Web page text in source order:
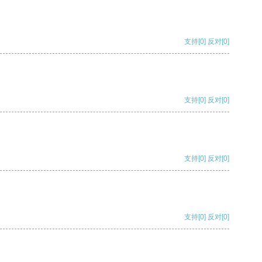
支持[0] 反对[0]
支持[0] 反对[0]
支持[0] 反对[0]
支持[0] 反对[0]